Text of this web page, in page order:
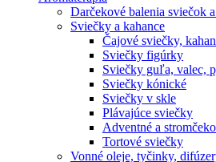
Darčekové balenia sviečok
Sviečky a kahance
Čajové sviečky,
Sviečky figúrky
Sviečky guľa, valec,
Sviečky kónické
Sviečky v skle
Plávajúce sviečky
Adventné a
Tortové sviečky
Vonné oleje, tyčinky,